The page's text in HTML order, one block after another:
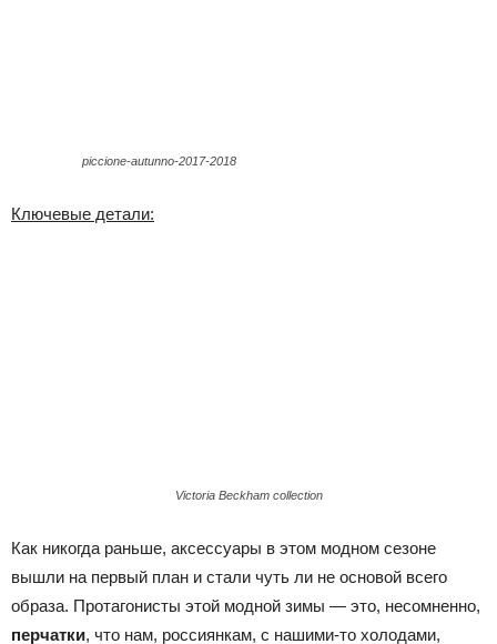
piccione-autunno-2017-2018
Ключевые детали:
Victoria Beckham collection
Как никогда раньше, аксессуары в этом модном сезоне
вышли на первый план и стали чуть ли не основой всего
образа. Протагонисты этой модной зимы — это, несомненно,
перчатки, что нам, россиянкам, с нашими-то холодами,